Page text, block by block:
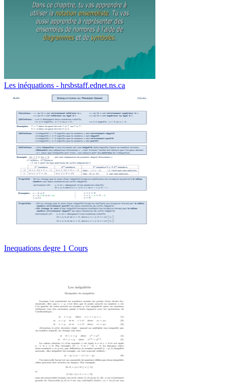
Les inéquations - hrsbstaff.ednet.ns.ca
Inequations degre 1 Cours